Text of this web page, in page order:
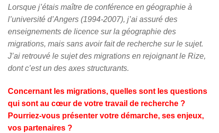
Lorsque j’étais maître de conférence en géographie à
l’université d’Angers (1994-2007), j’ai assuré des
enseignements de licence sur la géographie des
migrations, mais sans avoir fait de recherche sur le sujet.
J’ai retrouvé le sujet des migrations en rejoignant le Rize,
dont c’est un des axes structurants.
Concernant les migrations, quelles sont les questions
qui sont au cœur de votre travail de recherche ?
Pourriez-vous présenter votre démarche, ses enjeux,
vos partenaires ?